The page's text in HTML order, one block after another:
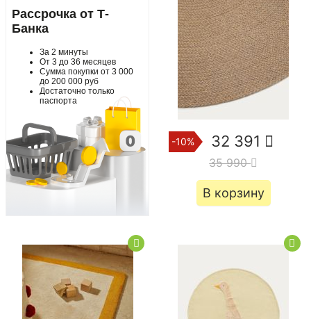
Рассрочка от Т-
Банка
За 2 минуты
От 3 до 36 месяцев
Сумма покупки от 3 000
до 200 000 руб
Достаточно только
паспорта
-10% 32 391
35 990
В корзину